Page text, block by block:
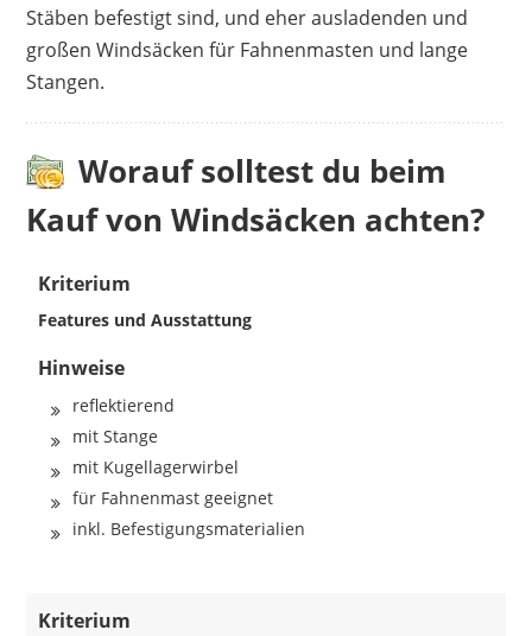
Stäben befestigt sind, und eher ausladenden und
großen Windsäcken für Fahnenmasten und lange
Stangen.
Worauf solltest du beim
Kauf von Windsäcken achten?
Kriterium
Features und Ausstattung
Hinweise
reflektierend
mit Stange
mit Kugellagerwirbel
für Fahnenmast geeignet
inkl. Befestigungsmaterialien
Kriterium